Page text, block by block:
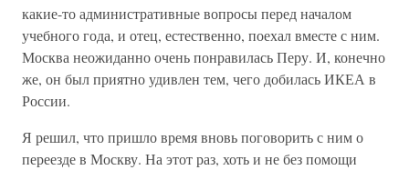
какие-то административные вопросы перед началом
учебного года, и отец, естественно, поехал вместе с ним.
Москва неожиданно очень понравилась Перу. И, конечно
же, он был приятно удивлен тем, чего добилась ИКЕА в
России.
Я решил, что пришло время вновь поговорить с ним о
переезде в Москву. На этот раз, хоть и не без помощи